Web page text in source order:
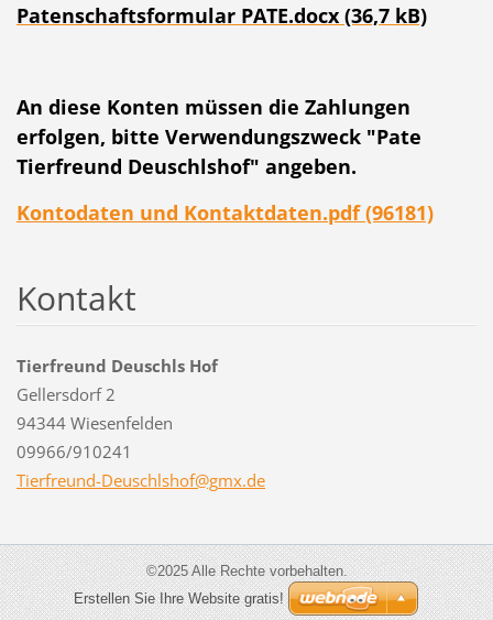
Patenschaftsformular PATE.docx (36,7 kB)
An diese Konten müssen die Zahlungen
erfolgen, bitte Verwendungszweck "Pate
Tierfreund Deuschlshof" angeben.
Kontodaten und Kontaktdaten.pdf (96181)
Kontakt
Tierfreund Deuschls Hof
Gellersdorf 2
94344 Wiesenfelden
09966/910241
Tierfreund-Deuschlshof@gmx.de
©2025 Alle Rechte vorbehalten.
Erstellen Sie Ihre Website gratis!